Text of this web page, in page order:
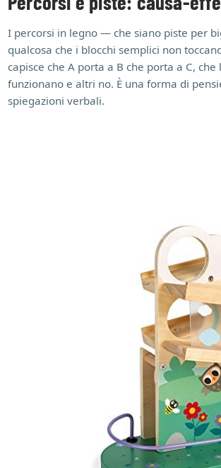
I percorsi in legno — che siano piste per
qualcosa che i blocchi semplici non
capisce che A porta a B che porta a C,
funzionano e altri no. È una forma di
spiegazioni verbali.